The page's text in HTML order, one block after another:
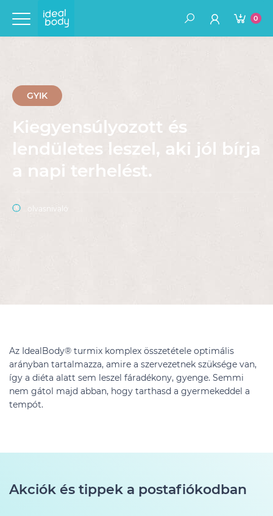
0
GYIK
Kiegyensúlyozott és
lendületes leszel, aki jól bírja
a napi terhelést.
olvasnivaló
Az IdealBody® turmix komplex összetétele optimális
arányban tartalmazza, amire a szervezetnek szüksége van,
így a diéta alatt sem leszel fáradékony, gyenge. Semmi
nem gátol majd abban, hogy tarthasd a gyermekeddel a
tempót.
Akciók és tippek a postafiókodban